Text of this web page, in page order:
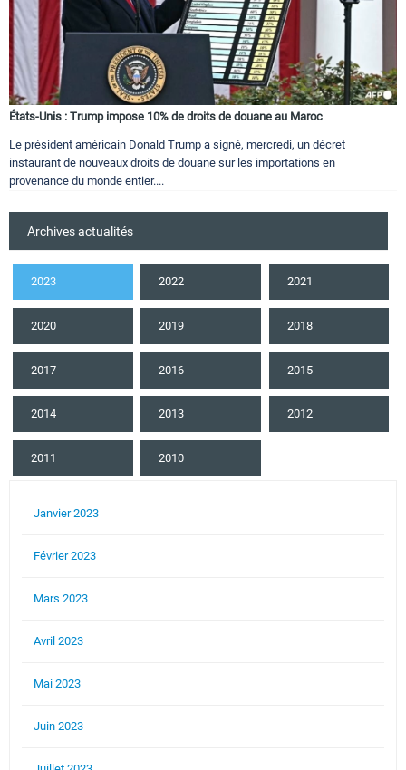
États-Unis : Trump impose 10% de droits de douane au Maroc
Le président américain Donald Trump a signé, mercredi, un décret
instaurant de nouveaux droits de douane sur les importations en
provenance du monde entier....
Archives actualités
2023 2022 2021
2020 2019 2018
2017 2016 2015
2014 2013 2012
2011 2010
Janvier 2023
Février 2023
Mars 2023
Avril 2023
Mai 2023
Juin 2023